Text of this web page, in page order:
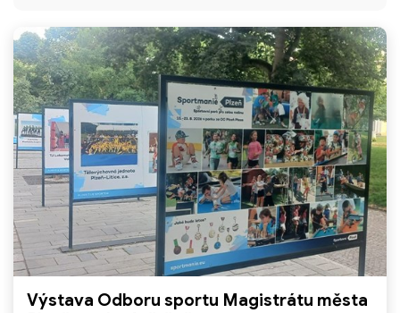
Výstava Odboru sportu Magistrátu města